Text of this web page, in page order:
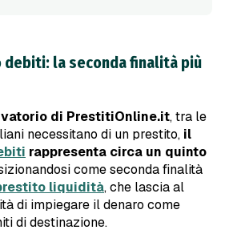
la seconda finalità più
di PrestitiOnline.it, tra le
necessitano di un prestito, il
rappresenta circa un quinto
come seconda finalità
liquidità, che lascia al
di impiegare il denaro come
di destinazione.